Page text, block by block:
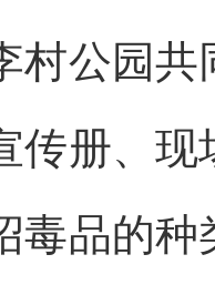
村公园
传册、
毒品的